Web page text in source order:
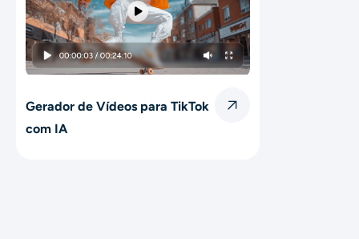
Gerador de Vídeos para TikTok
com IA